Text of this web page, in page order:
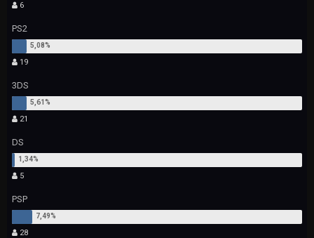
6
PS2
19
3DS
21
DS
5
PSP
28